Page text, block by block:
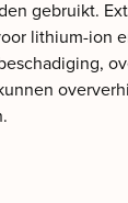
gebruikt.
lithium-ion